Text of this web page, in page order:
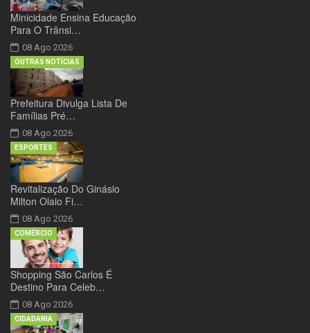
Minicidade Ensina Educação
Para O Trânsi…
08 Ago 2026
Prefeitura Divulga Lista De
Famílias Pré…
08 Ago 2026
OUTRAS NOTÍCIAS
Revitalização Do Ginásio
Milton Olaio Fi…
08 Ago 2026
ESPORTES
Shopping São Carlos É
Destino Para Celeb…
08 Ago 2026
COMÉRCIO
CIDADANIA